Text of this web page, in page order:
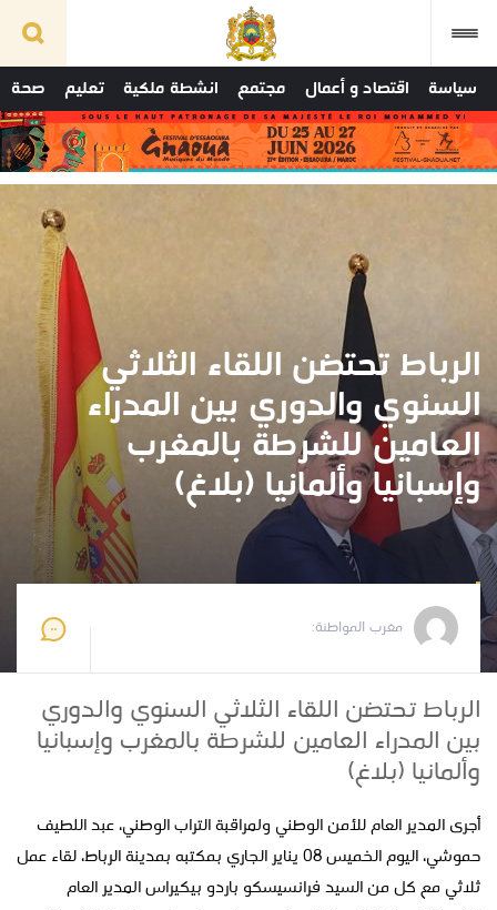
سياسة اقتصاد و أعمال مجتمع انشطة ملكية تعليم صحة
الرباط تحتضن اللقاء الثلاثي
السنوي والدوري بين المدراء
العامين للشرطة بالمغرب
وإسبانيا وألمانيا (بلاغ)
مغرب المواطنة:
الرباط تحتضن اللقاء الثلاثي السنوي والدوري
بين المدراء العامين للشرطة بالمغرب وإسبانيا
وألمانيا (بلاغ)
أجرى المدير العام للأمن الوطني ولمراقبة التراب الوطني، عبد اللطيف
حموشي، اليوم الخميس 08 يناير الجاري بمكتبه بمدينة الرباط، لقاء عمل
ثلاثي مع كل من السيد فرانسيسكو باردو بيكيراس المدير العام